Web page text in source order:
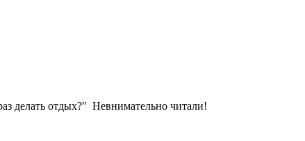
делать отдых?" Невнимательно читали!